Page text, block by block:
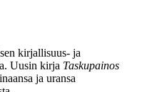
kirjallisuus- ja
Uusin kirja Taskupainos
ja uransa